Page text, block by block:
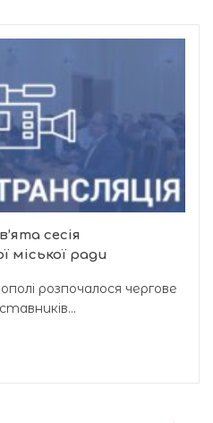
сесія
міської ради
розпочалося чергове